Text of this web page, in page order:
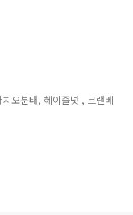
오분태, 헤이즐넛 , 크랜베